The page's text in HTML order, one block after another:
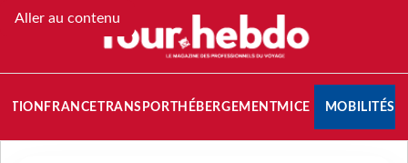
Aller au contenu
FRANCETRANSPORT HÉBERGEMENTMICE MOBILITÉS